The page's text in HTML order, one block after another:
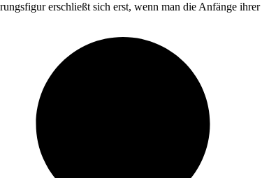
erschließt sich erst, wenn man die Anfänge